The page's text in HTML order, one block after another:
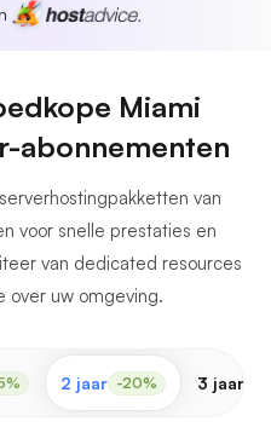
Miami
abonnementen
van
voor snelle prestaties en
van dedicated resources
over uw omgeving.
2 jaar -20% 3 jaar